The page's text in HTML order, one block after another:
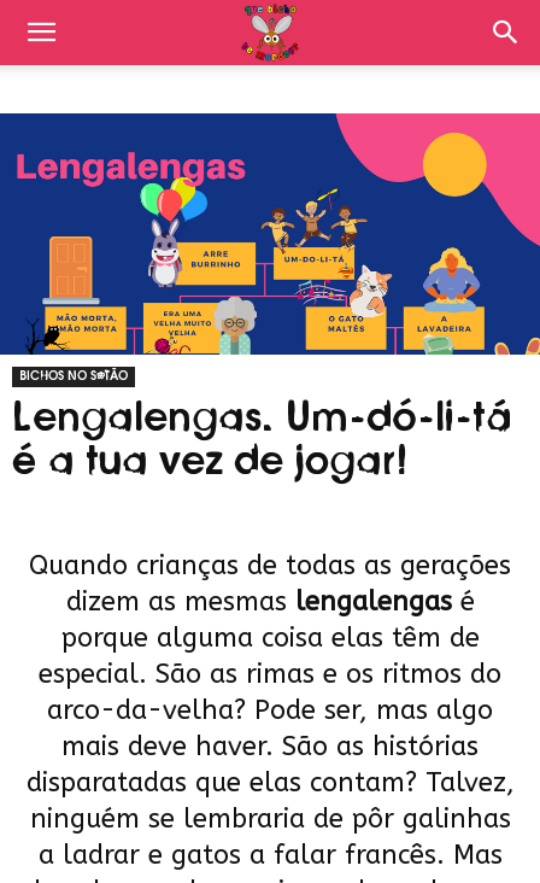
BICHOS NO SÓTÃO
Lengalengas. Um-dó-li-tá
é a tua vez de jogar!
Quando crianças de todas as gerações
dizem as mesmas lengalengasé
porque alguma coisa elas têm de
especial. São as rimas e os ritmos do
arco-da-velha? Pode ser, mas algo
mais deve haver. São as histórias
disparatadas que elas contam? Talvez,
ninguém se lembraria de pôr galinhas
a ladrar e gatos a falar francês. Mas